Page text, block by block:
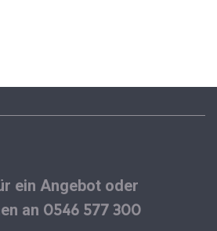
ein Angebot oder
an 0546 577 300